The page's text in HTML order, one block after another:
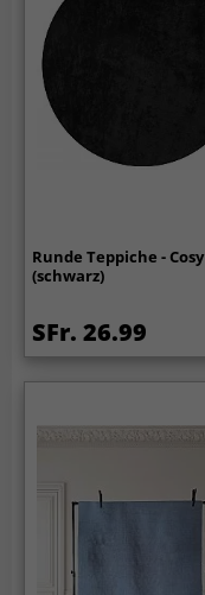
Runde Teppiche - Cosy
(schwarz)
SFr. 26.99